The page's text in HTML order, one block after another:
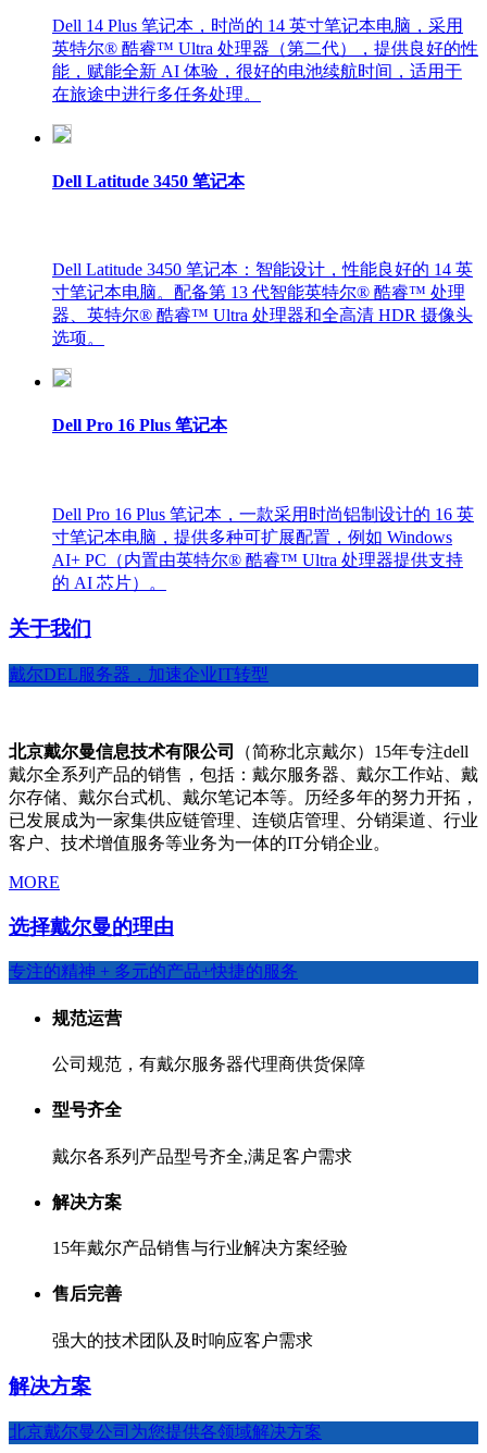
Dell 14 Plus 笔记本，时尚的 14 英寸笔记本电脑，采用
英特尔® 酷睿™ Ultra 处理器（第二代），提供良好的性
能，赋能全新 AI 体验，很好的电池续航时间，适用于
在旅途中进行多任务处理。
Dell Latitude 3450 笔记本
Dell Latitude 3450 笔记本：智能设计，性能良好的 14 英
寸笔记本电脑。配备第 13 代智能英特尔® 酷睿™ 处理
器、英特尔® 酷睿™ Ultra 处理器和全高清 HDR 摄像头
选项。
Dell Pro 16 Plus 笔记本
Dell Pro 16 Plus 笔记本，一款采用时尚铝制设计的 16 英
寸笔记本电脑，提供多种可扩展配置，例如 Windows
AI+ PC（内置由英特尔® 酷睿™ Ultra 处理器提供支持
的 AI 芯片）。
关于我们
戴尔DEL服务器，加速企业IT转型
北京戴尔曼信息技术有限公司
（简称北京戴尔）15年专注dell
戴尔全系列产品的销售，包括：戴尔服务器、戴尔工作站、戴
尔存储、戴尔台式机、戴尔笔记本等。历经多年的努力开拓，
已发展成为一家集供应链管理、连锁店管理、分销渠道、行业
客户、技术增值服务等业务为一体的IT分销企业。
MORE
选择戴尔曼的理由
专注的精神 + 多元的产品+快捷的服务
规范运营
公司规范，有戴尔服务器代理商供货保障
型号齐全
戴尔各系列产品型号齐全,满足客户需求
解决方案
15年戴尔产品销售与行业解决方案经验
售后完善
强大的技术团队及时响应客户需求
解决方案
北京戴尔曼公司为您提供各领域解决方案